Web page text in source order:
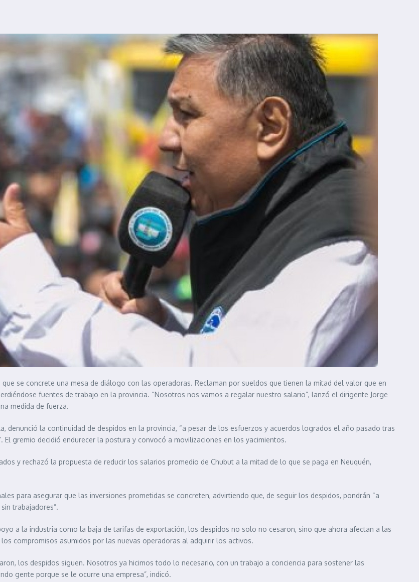
se concrete una mesa de diálogo con las operadoras. Reclaman por sueldos que tienen la mitad del valor que en
fuentes de trabajo en la provincia. “Nosotros nos vamos a regalar nuestro salario”, lanzó el dirigente Jorge
medida de fuerza.
denunció la continuidad de despidos en la provincia, “a pesar de los esfuerzos y acuerdos logrados el año pasado tras
gremio decidió endurecer la postura y convocó a movilizaciones en los yacimientos.
y rechazó la propuesta de reducir los salarios promedio de Chubut a la mitad de lo que se paga en Neuquén,
para asegurar que las inversiones prometidas se concreten, advirtiendo que, de seguir los despidos, pondrán “a
trabajadores”.
a la industria como la baja de tarifas de exportación, los despidos no solo no cesaron, sino que ahora afectan a las
compromisos asumidos por las nuevas operadoras al adquirir los activos.
los despidos siguen. Nosotros ya hicimos todo lo necesario, con un trabajo a conciencia para sostener las
gente porque se le ocurre una empresa”, indicó.